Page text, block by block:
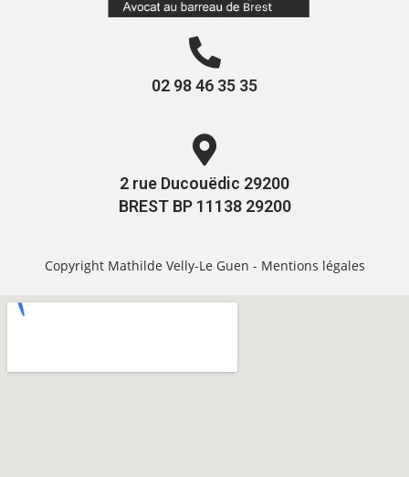
02 98 46 35 35
2 rue Ducouëdic 29200
BREST BP 11138 29200
Copyright Mathilde Velly-Le Guen - Mentions légales